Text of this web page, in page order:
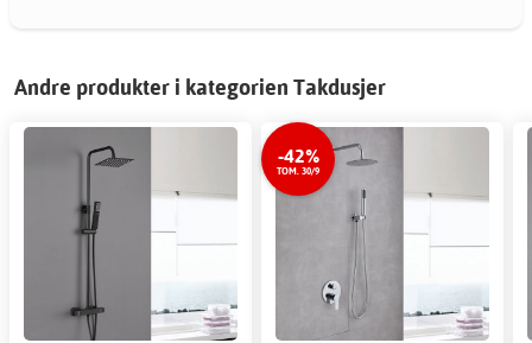
Andre produkter i kategorien Takdusjer
-42%
TOM. 30/9